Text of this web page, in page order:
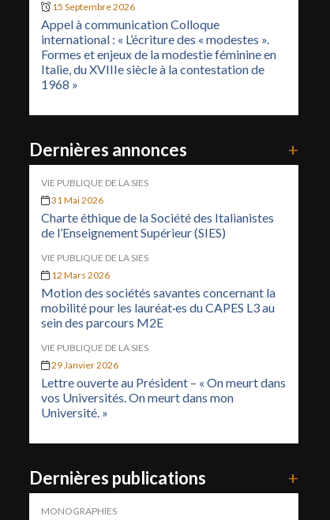
15 Septembre 2026
Appel à communication Colloque
international : « L’écriture des « modestes ».
Formes et enjeux de la modestie féminine en
Italie, du XVIIIe siècle à la contestation de
1968 »
Dernières annonces +
VIE PUBLIQUE DE LA SIES
31 Mai 2026
Charte éthique de la Société des Italianistes
de l’Enseignement Supérieur (SIES)
VIE PUBLIQUE DE LA SIES
12 Mars 2026
Motion des sociétés savantes concernant la
mobilité pour les lauréat·es du CAPES L3 au
sein des parcours M2E
VIE PUBLIQUE DE LA SIES
29 Janvier 2026
Lettre ouverte au Président – « On meurt dans
vos Universités. On meurt dans mon
Université. »
Dernières publications +
MONOGRAPHIES